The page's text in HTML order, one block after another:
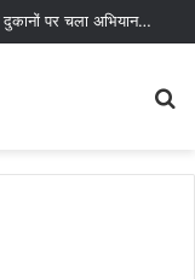
देहरादून मे अब गौरय्या कम दिखती है लाल बासमती गायब हो गया है धाद के हरेला 26 मे बच्चों ने क्लाइमेंट चेंज को बताया अपनी नजर से